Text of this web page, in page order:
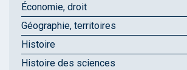
Économie, droit
Géographie, territoires
Histoire
Histoire des sciences